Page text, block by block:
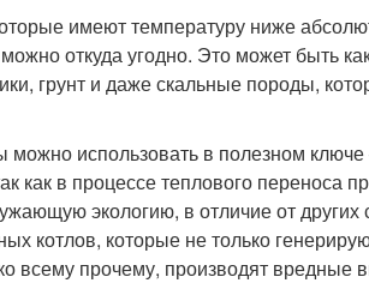
имеют температуру ниже
откуда угодно. Это может быть
грунт и даже скальные породы,
можно использовать в полезном
как в процессе теплового переноса
экологию, в отличие от
котлов, которые не только
всему прочему, производят вредные